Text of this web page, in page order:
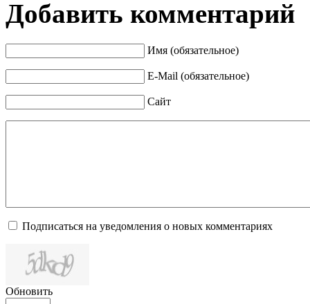
Добавить комментарий
Имя (обязательное)
E-Mail (обязательное)
Сайт
Подписаться на уведомления о новых комментариях
Обновить